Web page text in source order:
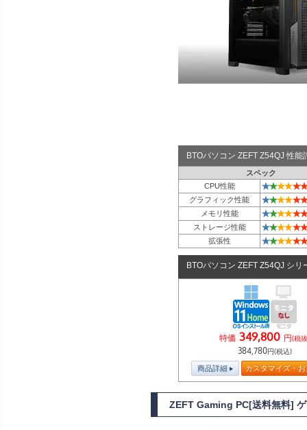
BTOパソコン ZEFT Z54QJ 性能
スペック
CPU性能
★★★★★★
グラフィック性能 ★★★★★★
メモリ性能 ★★★★★★
ストレージ性能 ★★★★★★
拡張性 ★★★★★★
BTOパソコン ZEFT Z54QJ シリ
特価 349,800 円(税
384,780円(税込)
商品詳細 カスタマイズ・
ZEFT Gaming PC[送料無料]